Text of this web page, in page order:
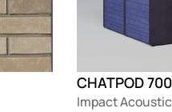
Impact Acoustic